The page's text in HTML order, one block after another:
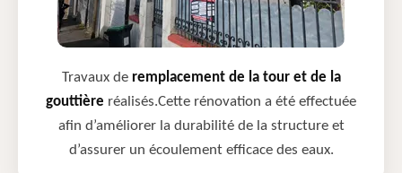
Travaux de remplacement de la tour et de la
gouttière réalisés.Cette rénovation a été effectuée
afin d’améliorer la durabilité de la structure et
d’assurer un écoulement efficace des eaux.